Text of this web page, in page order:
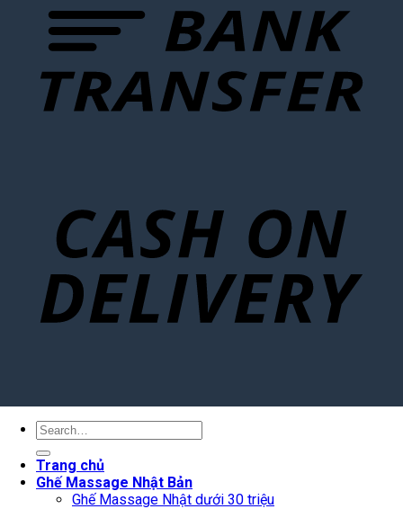
Search
for:
Trang chủ
Ghế Massage Nhật Bản
Ghế Massage Nhật dưới 30 triệu